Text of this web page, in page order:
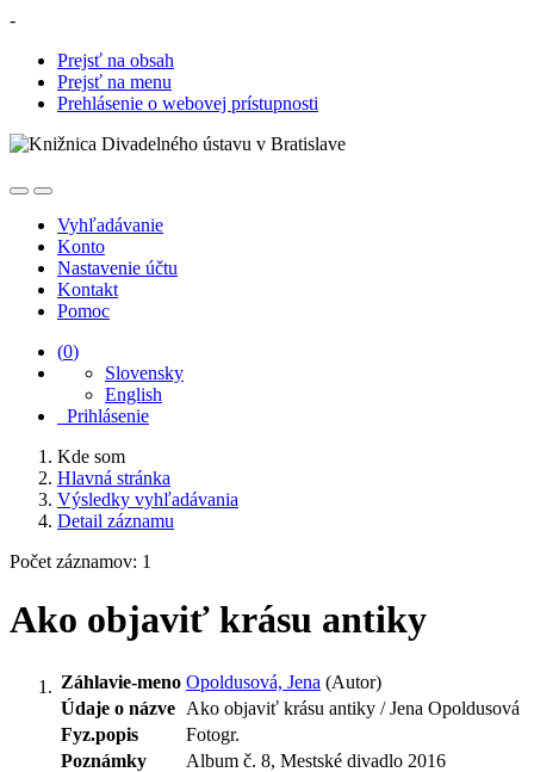
-
Prejsť na obsah
Prejsť na menu
Prehlásenie o webovej prístupnosti
Vyhľadávanie
Konto
Nastavenie účtu
Kontakt
Pomoc
(0)
Slovensky
English
Prihlásenie
Kde som
Hlavná stránka
Výsledky vyhľadávania
Detail záznamu
Počet záznamov: 1
Ako objaviť krásu antiky
Záhlavie-meno Opoldusová, Jena (Autor)
Údaje o názve Ako objaviť krásu antiky / Jena Opoldusová
Fyz.popis
Fotogr.
Poznámky
Album č. 8, Mestské divadlo 2016